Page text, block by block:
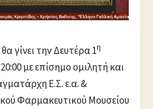
γίνει την Δευτέρα 1η
με επίσημο ομιλητή και
Ε.Σ. ε.α. &
Φαρμακευτικού Μουσείου